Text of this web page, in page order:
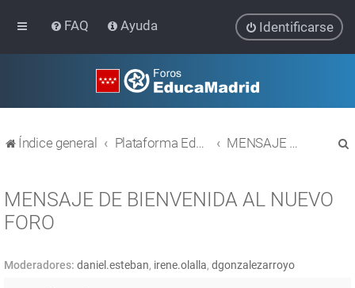
FAQ Ayuda Identificarse
Índice general Plataforma Educativa EducaMadrid MENSAJE DE BIENVENIDA AL NUEVO FORO
MENSAJE DE BIENVENIDA AL NUEVO
FORO
Moderadores: daniel.esteban, irene.olalla, dgonzalezarroyo